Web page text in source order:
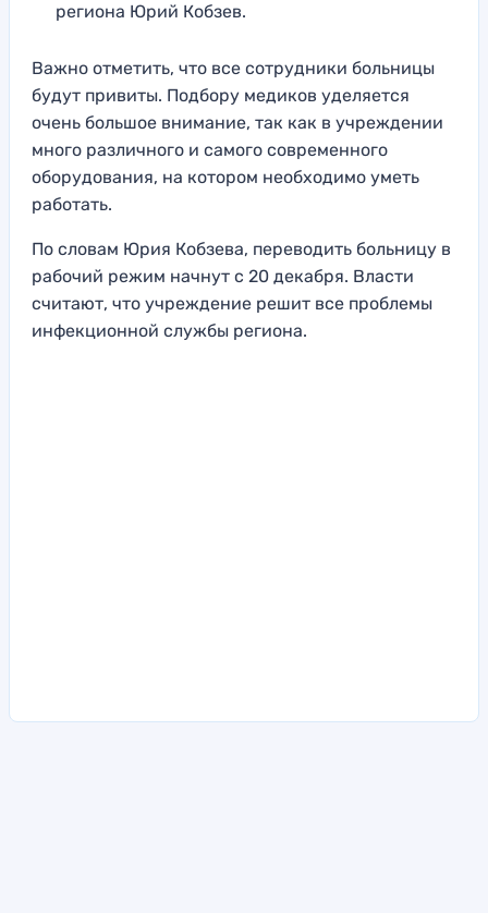
региона Юрий Кобзев.
Важно отметить, что все сотрудники больницы
будут привиты. Подбору медиков уделяется
очень большое внимание, так как в учреждении
много различного и самого современного
оборудования, на котором необходимо уметь
работать.
По словам Юрия Кобзева, переводить больницу в
рабочий режим начнут с 20 декабря. Власти
считают, что учреждение решит все проблемы
инфекционной службы региона.